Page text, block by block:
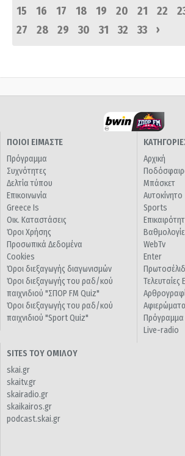
15
16 17 18 19 20 21 22
27
28 29 30 31 32 33 ›
ΠΟΙΟΙ ΕΙΜΑΣΤΕ
Πρόγραμμα
Συχνότητες
Δελτία τύπου
Επικοινωνία
Greece Is
Οικ. Καταστάσεις
Όροι Χρήσης
Προσωπικά Δεδομένα
Cookies
Όροι διεξαγωγής διαγωνισμών
Όροι διεξαγωγής του ραδ/κού
παιχνιδιού "ΣΠΟΡ FM Quiz"
Όροι διεξαγωγής του ραδ/κού
παιχνιδιού "Sport Quiz"
Αρχική
Μπάσκετ
Αυτοκίνητο
Sports
WebTv
Enter
Τελευταίες
Αφιερώματα
Πρόγραμμα
Live-radio
SITES ΤΟΥ ΟΜΙΛΟΥ
skai.gr
skaitv.gr
skairadio.gr
skaikairos.gr
podcast.skai.gr